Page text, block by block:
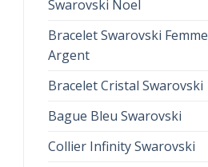
Swarovski Noel
Bracelet Swarovski Femme
Argent
Bracelet Cristal Swarovski
Bague Bleu Swarovski
Collier Infinity Swarovski